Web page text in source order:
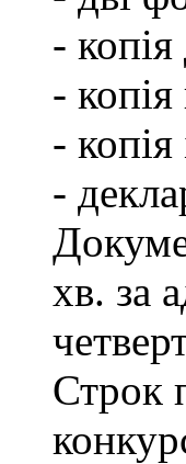
-
-
-
-
хв. за
Строк